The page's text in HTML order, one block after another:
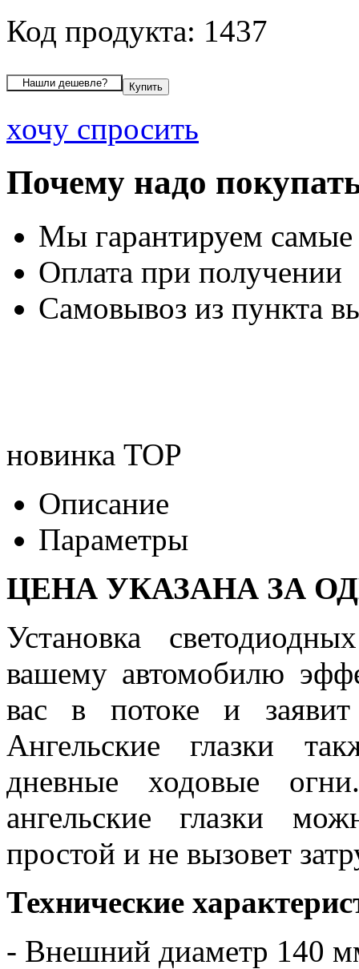
Код продукта: 1437
хочу спросить
Почему надо
Мы гарантируем
Оплата при получении
Самовывоз из пункта
новинка TOP
Описание
Параметры
ЦЕНА УКАЗАНА ЗА
Установка
вашему автомобилю
вас в потоке и
Ангельские глазки
дневные ходовые
ангельские глазки
простой и не вызовет
Технические
- Внешний диаметр 140